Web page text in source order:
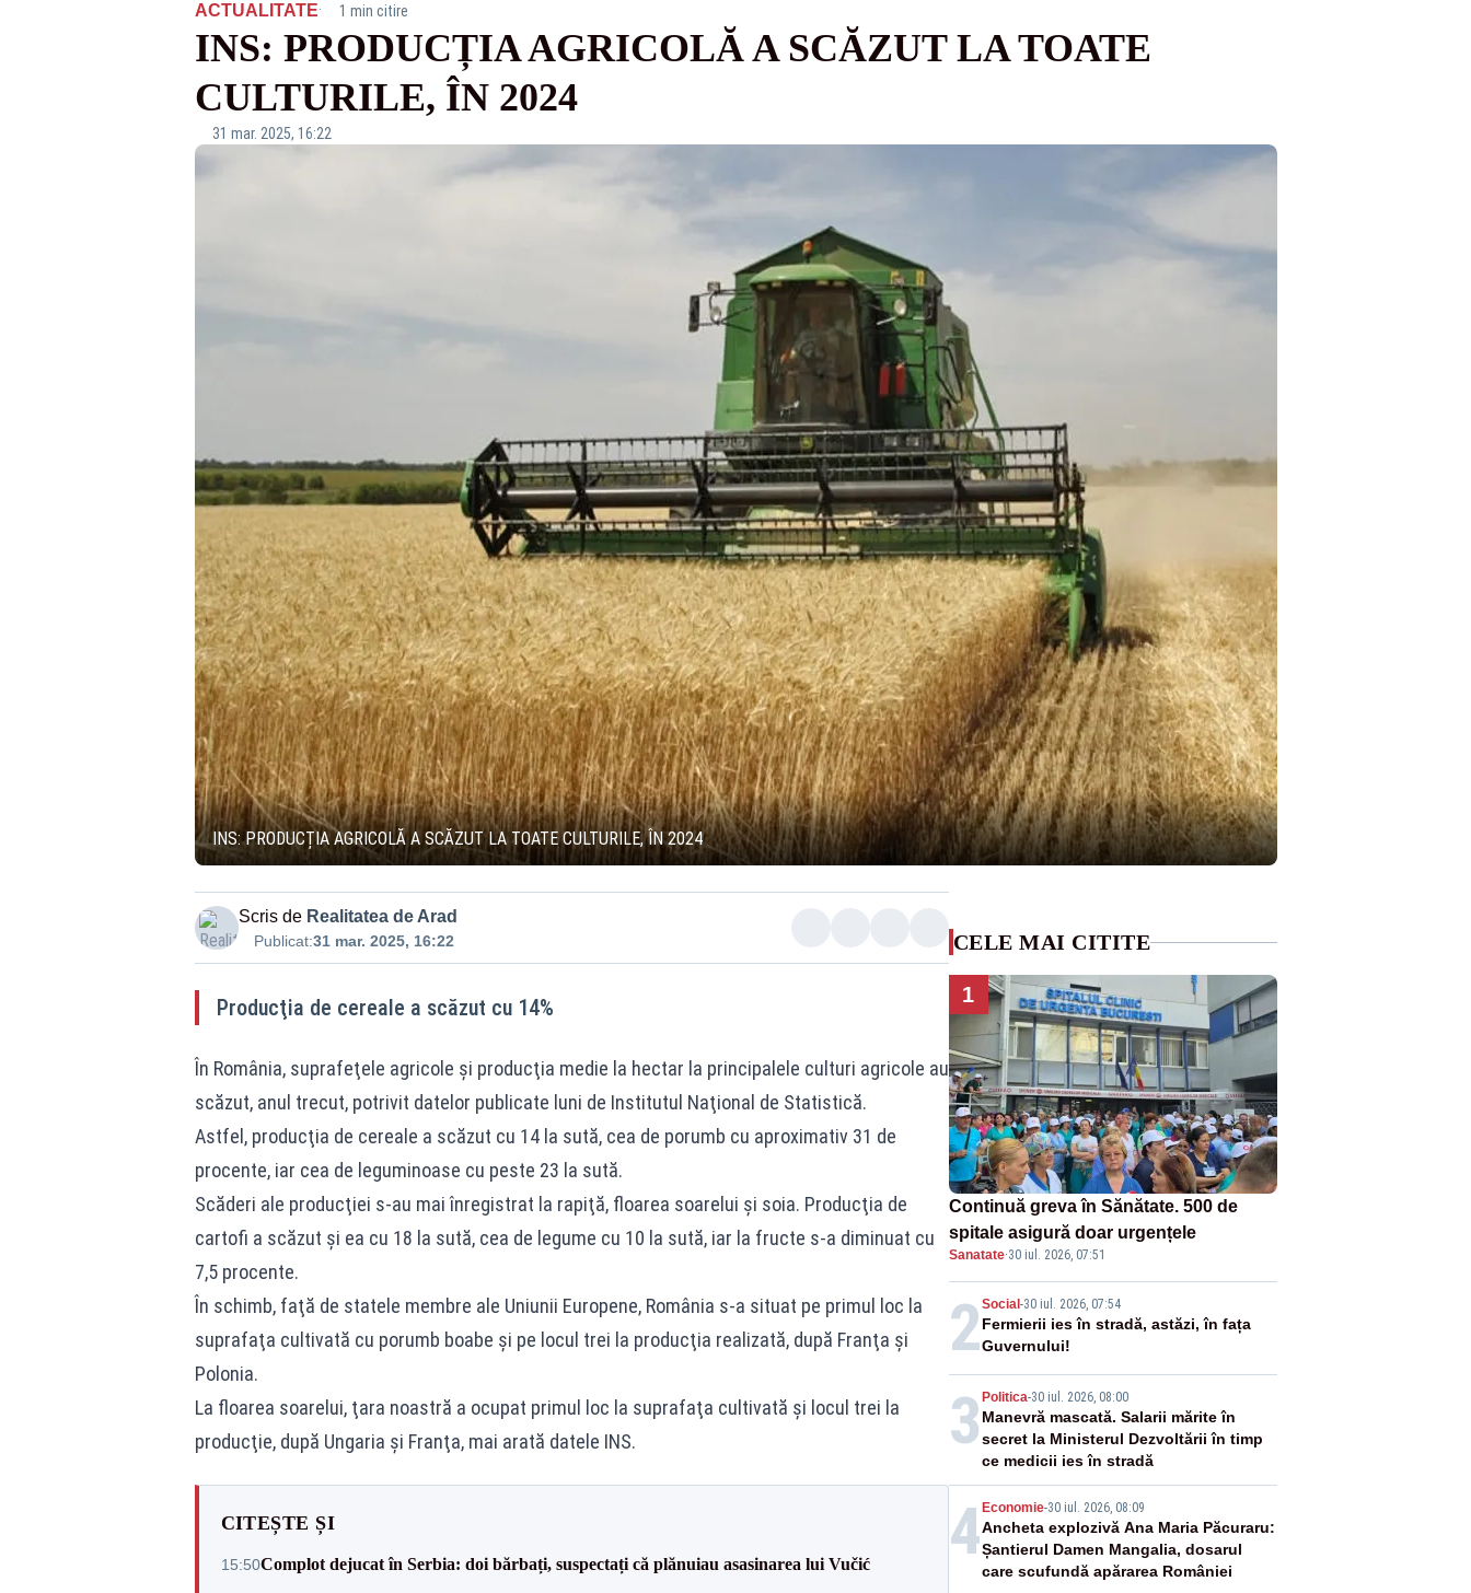
ACTUALITATE· 1 min citire
INS: PRODUCȚIA AGRICOLĂ A SCĂZUT LA TOATE
CULTURILE, ÎN 2024
31 mar. 2025, 16:22
INS: PRODUCȚIA AGRICOLĂ A SCĂZUT LA TOATE CULTURILE, ÎN 2024
Scris de Realitatea de Arad
Publicat:31 mar. 2025, 16:22
Producţia de cereale a scăzut cu 14%
În România, suprafeţele agricole şi producţia medie la hectar la principalele culturi agricole au
scăzut, anul trecut, potrivit datelor publicate luni de Institutul Naţional de Statistică.
Astfel, producţia de cereale a scăzut cu 14 la sută, cea de porumb cu aproximativ 31 de
procente, iar cea de leguminoase cu peste 23 la sută.
Scăderi ale producţiei s-au mai înregistrat la rapiţă, floarea soarelui şi soia. Producţia de
cartofi a scăzut şi ea cu 18 la sută, cea de legume cu 10 la sută, iar la fructe s-a diminuat cu
7,5 procente.
În schimb, faţă de statele membre ale Uniunii Europene, România s-a situat pe primul loc la
suprafaţa cultivată cu porumb boabe şi pe locul trei la producţia realizată, după Franţa şi
Polonia.
La floarea soarelui, ţara noastră a ocupat primul loc la suprafaţa cultivată şi locul trei la
producţie, după Ungaria şi Franţa, mai arată datele INS.
CITEȘTE ȘI
15:50Complot dejucat în Serbia: doi bărbați, suspectați că plănuiau asasinarea lui Vučić
CELE MAI CITITE
1
Continuă greva în Sănătate. 500 de
spitale asigură doar urgențele
Sanatate·30 iul. 2026, 07:51
2Social -30 iul. 2026, 07:54
Fermierii ies în stradă, astăzi, în fața
Guvernului!
3 Politica-30 iul. 2026, 08:00
Manevră mascată. Salarii mărite în
secret la Ministerul Dezvoltării în timp
ce medicii ies în stradă
4 Economie-30 iul. 2026, 08:09
Ancheta explozivă Ana Maria Păcuraru:
Șantierul Damen Mangalia, dosarul
care scufundă apărarea României